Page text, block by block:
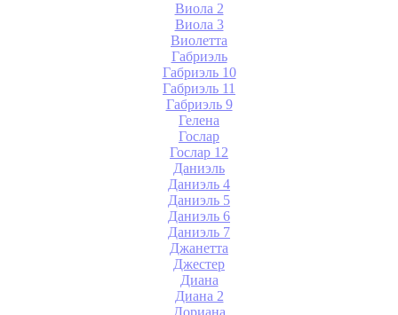
Виола 2
Виола 3
Виолетта
Габриэль
Габриэль 10
Габриэль 11
Габриэль 9
Гелена
Гослар
Гослар 12
Даниэль
Даниэль 4
Даниэль 5
Даниэль 6
Даниэль 7
Джанетта
Джестер
Диана
Диана 2
Дориана